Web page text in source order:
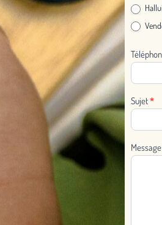
Sujet*
Message